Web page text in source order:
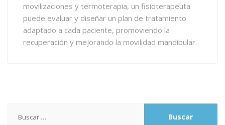
movilizaciones y termoterapia, un fisioterapeuta
puede evaluar y diseñar un plan de tratamiento
adaptado a cada paciente, promoviendo la
recuperación y mejorando la movilidad mandibular.